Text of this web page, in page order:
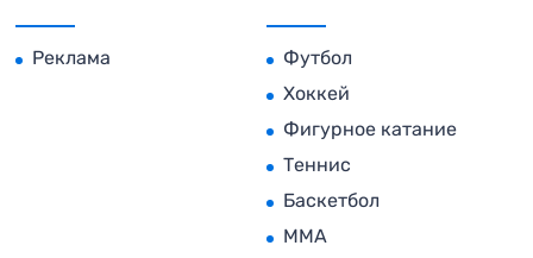
Реклама
Футбол
Хоккей
Фигурное катание
Теннис
Баскетбол
MMA